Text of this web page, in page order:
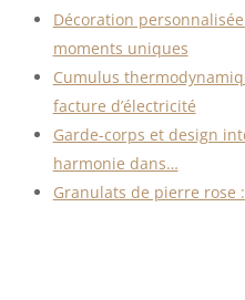
Décoration
moments uniques
Cumulus
facture d’électricité
Garde-corps et design
harmonie dans…
Granulats de pierre rose